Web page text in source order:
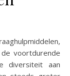
voortdurende
diversiteit aan